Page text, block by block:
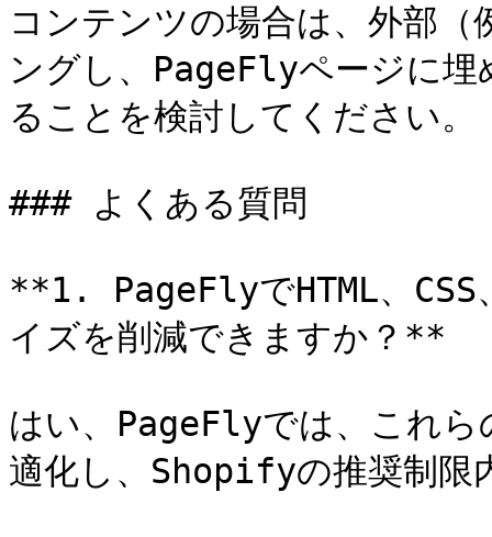
コンテンツの場合は、外部
ングし、PageFlyページに埋
ることを検討してください。
### よくある質問
**1. PageFlyでHTML、
イズを削減できますか？**
はい、PageFlyでは、これら
適化し、Shopifyの推奨制限